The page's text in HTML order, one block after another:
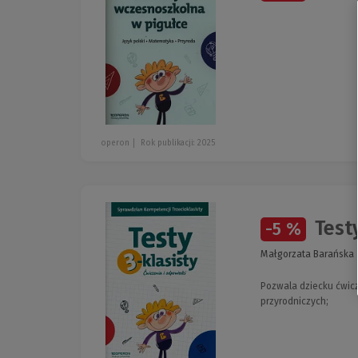
operon Rok publikacji: 2025
-5 %
Małgorzata Barańska
Pozwala dziecku
przyrodniczych;